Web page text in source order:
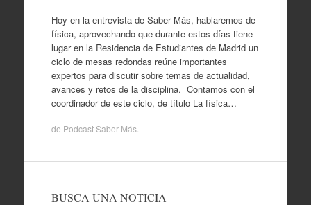
Hoy en la entrevista de Saber Más, hablaremos de
física, aprovechando que durante estos días tiene
lugar en la Residencia de Estudiantes de Madrid un
ciclo de mesas redondas reúne importantes
expertos para discutir sobre temas de actualidad,
avances y retos de la disciplina. Contamos con el
coordinador de este ciclo, de título La física…
de Podcast Saber Más.
BUSCA UNA NOTICIA